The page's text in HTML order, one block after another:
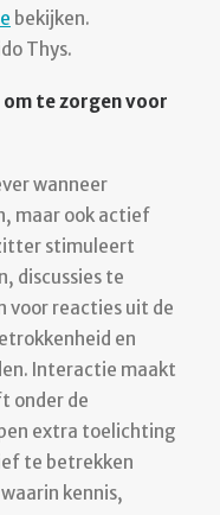
bekijken.
Thys.
te zorgen voor
wanneer
maar ook actief
stimuleert
discussies te
voor reacties uit de
en
Interactie maakt
onder de
extra toelichting
te betrekken
kennis,